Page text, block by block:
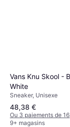
Vans Knu Skool -
White
Sneaker, Unisexe
48,38 €
Ou 3 paiements de
9+ magasins